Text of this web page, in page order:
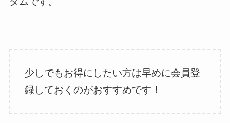
少しでもお得にしたい方は早めに会員登
録しておくのがおすすめです！